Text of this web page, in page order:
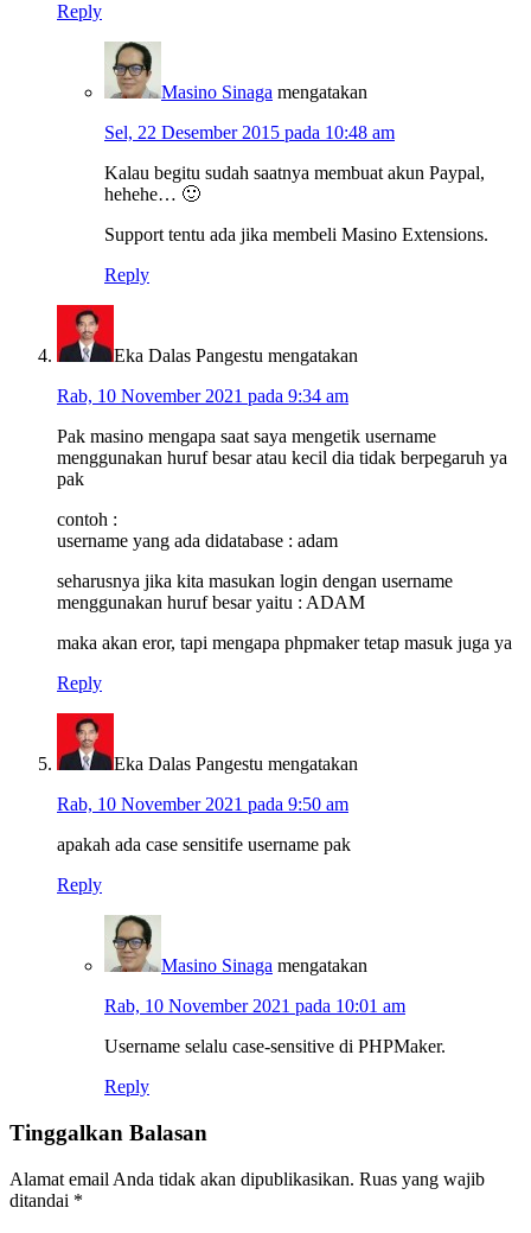
Reply
Masino Sinaga mengatakan
Sel, 22 Desember 2015 pada 10:48 am
Kalau begitu sudah saatnya membuat akun Paypal,
hehehe… 🙂
Support tentu ada jika membeli Masino Extensions.
Reply
Eka Dalas Pangestu mengatakan
Rab, 10 November 2021 pada 9:34 am
Pak masino mengapa saat saya mengetik username
menggunakan huruf besar atau kecil dia tidak berpegaruh ya
pak
contoh :
username yang ada didatabase : adam
seharusnya jika kita masukan login dengan username
menggunakan huruf besar yaitu : ADAM
maka akan eror, tapi mengapa phpmaker tetap masuk juga ya
Reply
Eka Dalas Pangestu mengatakan
Rab, 10 November 2021 pada 9:50 am
apakah ada case sensitife username pak
Reply
Masino Sinaga mengatakan
Rab, 10 November 2021 pada 10:01 am
Username selalu case-sensitive di PHPMaker.
Reply
Tinggalkan Balasan
Alamat email Anda tidak akan dipublikasikan. Ruas yang wajib
ditandai *